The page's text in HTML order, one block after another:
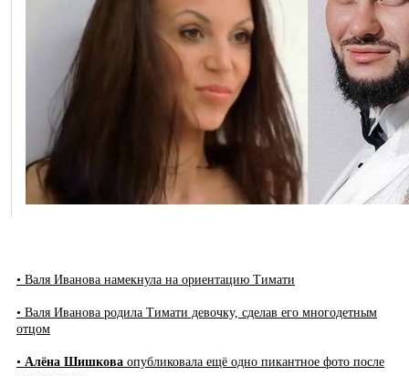
• Валя Иванова намекнула на ориентацию Тимати
• Валя Иванова родила Тимати девочку, сделав его многодетным
отцом
• Алёна Шишкова опубликовала ещё одно пикантное фото после